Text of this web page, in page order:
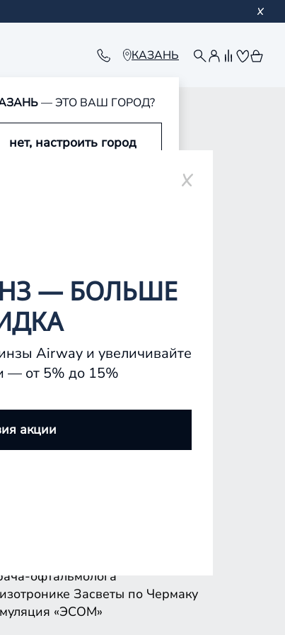
КАЗАНЬ
— ЭТО ВАШ ГОРОД?
нет, настроить город
Засветы по Чермаку
«ЭСОМ»
офтальмолога
Засветы по Чермаку
«ЭСОМ»
— БОЛЬШЕ
Airway и увеличивайте
— от 5% до 15%
акции